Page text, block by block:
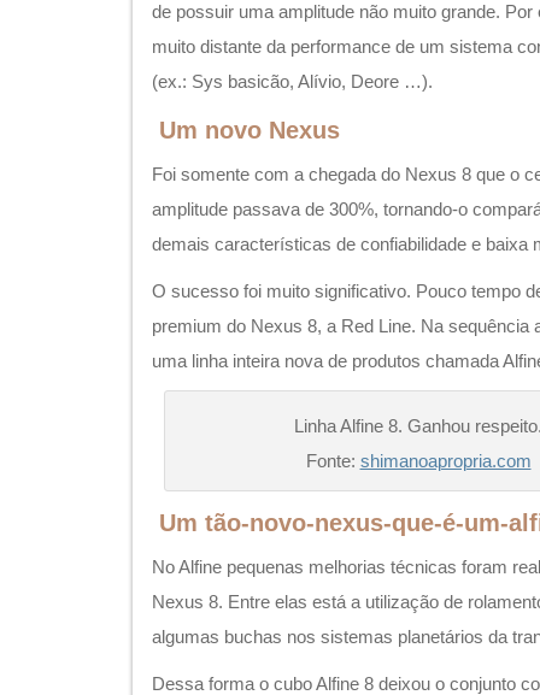
de possuir uma amplitude não muito grande.
muito distante da performance de um sistema
(ex.: Sys basicão, Alívio, Deore …).
Um novo Nexus
Foi somente com a chegada do Nexus 8 que o
amplitude passava de 300%, tornando-o
demais características de confiabilidade e baixa
O sucesso foi muito significativo. Pouco tempo
premium do Nexus 8, a Red Line. Na sequência
uma linha inteira nova de produtos chamada
Linha Alfine 8. Ganhou
Fonte: shimanoapropria.com
Um tão-novo-nexus-que-é-um-
No Alfine pequenas melhorias técnicas foram
Nexus 8. Entre elas está a utilização de
algumas buchas nos sistemas planetários da
Dessa forma o cubo Alfine 8 deixou o conjunto